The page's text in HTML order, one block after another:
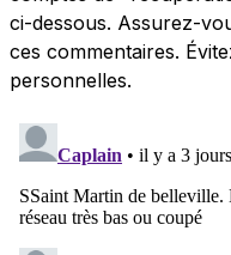
ci-dessous. Assurez-
ces commentaires.
personnelles.